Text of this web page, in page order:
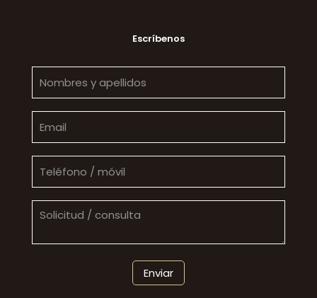
Escríbenos